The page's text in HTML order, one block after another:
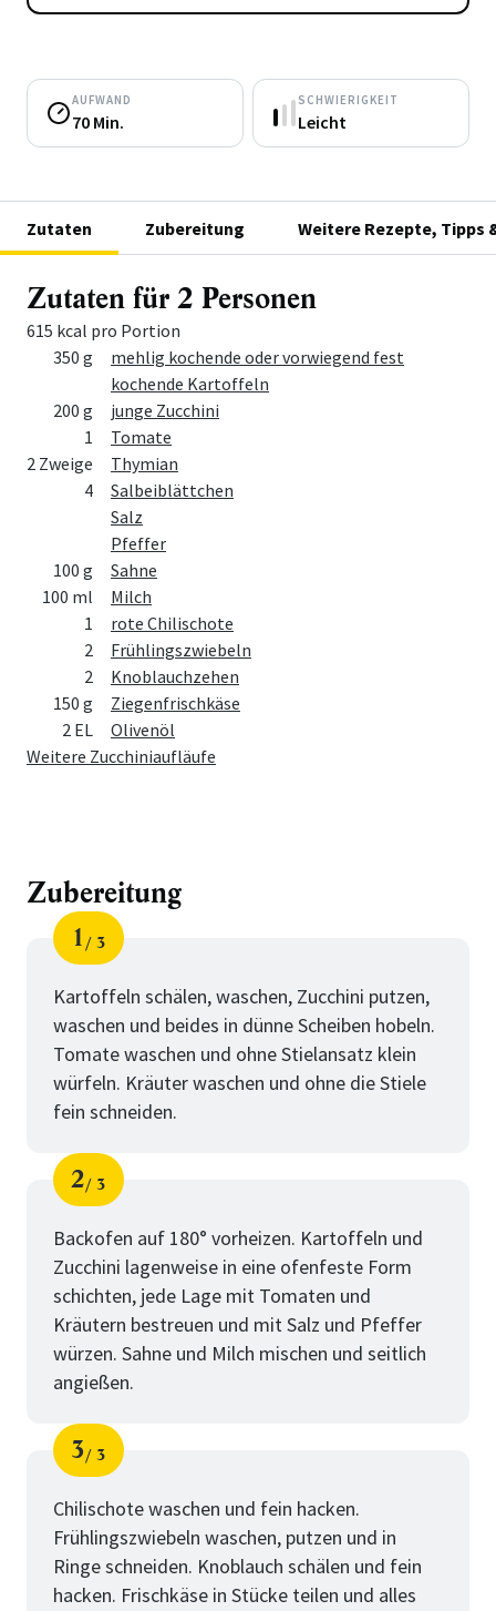
AUFWAND
70 Min.
SCHWIERIGKEIT
Leicht
Zutaten Zubereitung Weitere Rezepte, Tipps
Zutaten für 2 Personen
615 kcal pro Portion
MengeZutat
350 g
mehlig kochende oder vorwiegend fest
kochende Kartoffeln
200 g
junge Zucchini
1
Tomate
2 Zweige
Thymian
4
Salbeiblättchen
Salz
Pfeffer
100 g
Sahne
100 ml
Milch
1
rote Chilischote
2
Frühlingszwiebeln
2
Knoblauchzehen
150 g
Ziegenfrischkäse
2 EL
Olivenöl
Weitere Zucchiniaufläufe
Zubereitung
Schritt
1
von
3
Kartoffeln schälen, waschen, Zucchini putzen,
waschen und beides in dünne Scheiben hobeln.
Tomate waschen und ohne Stielansatz klein
würfeln. Kräuter waschen und ohne die Stiele
fein schneiden.
Schritt
2
von
3
Backofen auf 180° vorheizen. Kartoffeln und
Zucchini lagenweise in eine ofenfeste Form
schichten, jede Lage mit Tomaten und
Kräutern bestreuen und mit Salz und Pfeffer
würzen. Sahne und Milch mischen und seitlich
angießen.
Schritt
3
von
3
Chilischote waschen und fein hacken.
Frühlingszwiebeln waschen, putzen und in
Ringe schneiden. Knoblauch schälen und fein
hacken. Frischkäse in Stücke teilen und alles